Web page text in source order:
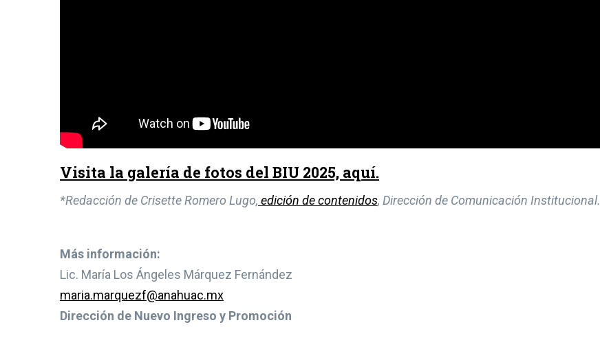
Visita la galería de fotos del BIU 2025, aquí.
*Redacción de Crisette Romero Lugo, edición de contenidos, Dirección de Comunicación Institucional.
Más información:
Lic. María Los Ángeles Márquez Fernández
maria.marquezf@anahuac.mx
Dirección de Nuevo Ingreso y Promoción